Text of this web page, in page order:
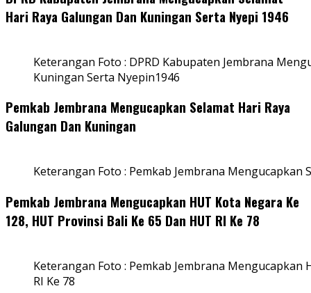
Hari Raya Galungan Dan Kuningan Serta Nyepi 1946
Keterangan Foto : DPRD Kabupaten Jembrana
Kuningan Serta Nyepin1946
Pemkab Jembrana Mengucapkan Selamat Hari Raya
Galungan Dan Kuningan
Keterangan Foto : Pemkab Jembrana Mengucapkan
Pemkab Jembrana Mengucapkan HUT Kota Negara Ke
128, HUT Provinsi Bali Ke 65 Dan HUT RI Ke 78
Keterangan Foto : Pemkab Jembrana Mengucapkan
RI Ke 78